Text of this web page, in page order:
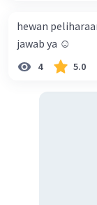
hewan peliharaan
jawab ya ☺️
4 5.0